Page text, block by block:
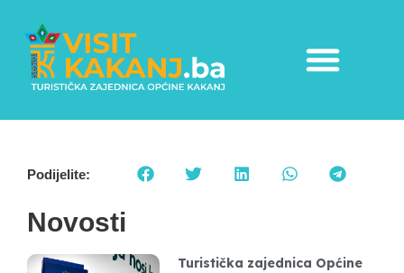
Podijelite:
Novosti
Turistička zajednica Općine